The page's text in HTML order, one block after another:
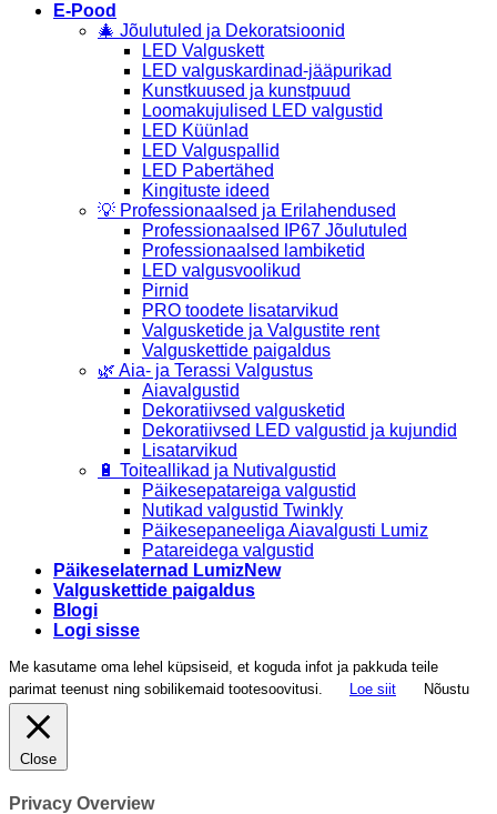
E-Pood
🎄 Jõulutuled ja Dekoratsioonid
LED Valguskett
LED valguskardinad-jääpurikad
Kunstkuused ja kunstpuud
Loomakujulised LED valgustid
LED Küünlad
LED Valguspallid
LED Pabertähed
Kingituste ideed
💡 Professionaalsed ja Erilahendused
Professionaalsed IP67 Jõulutuled
Professionaalsed lambiketid
LED valgusvoolikud
Pirnid
PRO toodete lisatarvikud
Valgusketide ja Valgustite rent
Valguskettide paigaldus
🌿 Aia- ja Terassi Valgustus
Aiavalgustid
Dekoratiivsed valgusketid
Dekoratiivsed LED valgustid ja kujundid
Lisatarvikud
🔋 Toiteallikad ja Nutivalgustid
Päikesepatareiga valgustid
Nutikad valgustid Twinkly
Päikesepaneeliga Aiavalgusti Lumiz
Patareidega valgustid
Päikeselaternad Lumiz
Valguskettide paigaldus
Blogi
Logi sisse
Me kasutame oma lehel küpsiseid, et koguda infot ja pakkuda teile
parimat teenust ning sobilikemaid tootesoovitusi.
Loe siit Nõustu
Close
Privacy Overview